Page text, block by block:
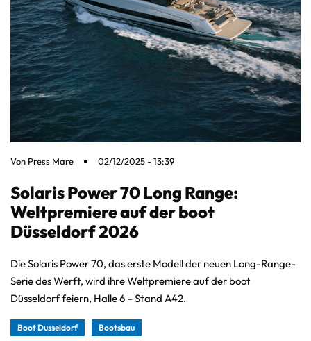
Von Press Mare 02/12/2025 - 13:39
Solaris Power 70 Long Range:
Weltpremiere auf der boot
Düsseldorf 2026
Die Solaris Power 70, das erste Modell der neuen Long-Range-
Serie des Werft, wird ihre Weltpremiere auf der boot
Düsseldorf feiern, Halle 6 – Stand A42.
Boot Dusseldorf Bootsbau